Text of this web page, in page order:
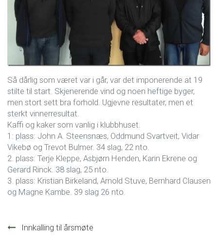
Så dårlig som været var i går, var det imponerende at 19
stilte til start. Skjenerende vind og noen heftige byger,
men stort sett bra forhold. Ugjevne resultater, men et
sterkt vinnerresultat.
Kaffi og kaker som vanlig i klubbhuset.
1: plass: John A. Steensnæs, Oddmund Svartveit, Vidar
Vikebø og Trevot Bulmer. 34 slag, 22 nto.
2. plass: Terje Kleppe, Asbjørn Henden, Karin Ekrene og
Gerard Rinck. 38 slag, 25 nto.
3. plass: Kristian Birkeland, Arnold Stuve, Bernhard Clausen
og Magne Kambe. 39 slag 26 nto.
Innleggsnavigasjon
Innkalling til årsmøte